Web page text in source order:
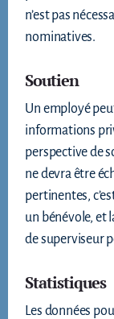
n’est pas
nominatives.
Soutien
Un employé
informations
perspective de
ne devra être
pertinentes,
un bénévole, et
de superviseur
Statistiques
Les données